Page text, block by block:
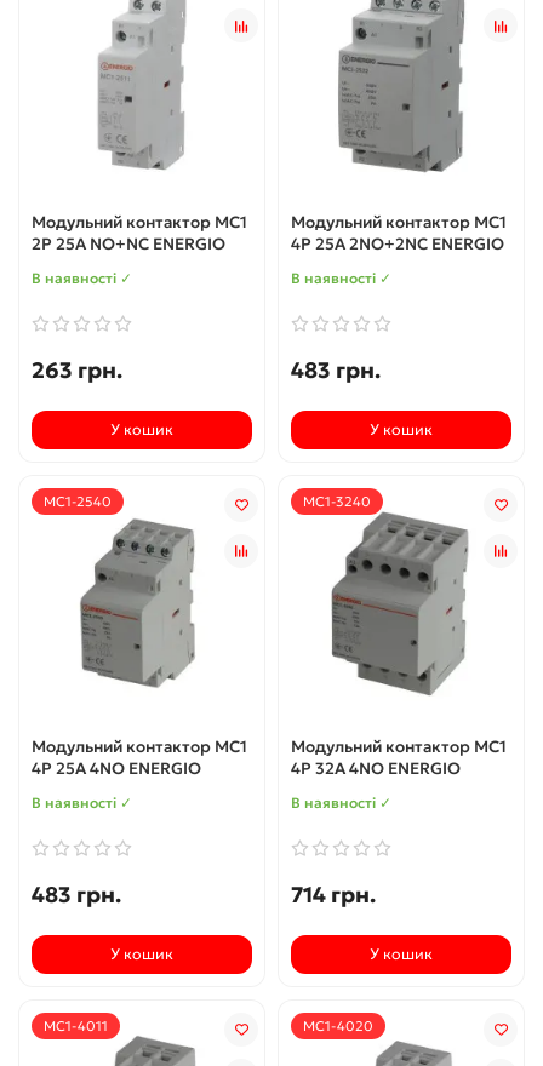
Модульний контактор MC1
2P 25A NO+NC ENERGIO
В наявності ✓
263 грн.
У кошик
Модульний контактор MC1
4P 25A 2NO+2NC ENERGIO
В наявності ✓
483 грн.
У кошик
MC1-2540
Модульний контактор MC1
4P 25A 4NO ENERGIO
В наявності ✓
483 грн.
У кошик
MC1-3240
Модульний контактор MC1
4P 32A 4NO ENERGIO
В наявності ✓
714 грн.
У кошик
MC1-4011 MC1-4020